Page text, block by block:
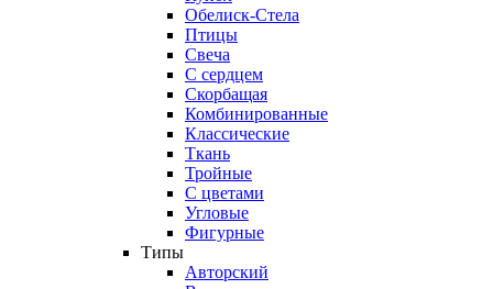
Обелиск-Стела
Птицы
Свеча
С сердцем
Скорбащая
Комбинированные
Классические
Ткань
Тройные
С цветами
Угловые
Фигурные
Типы
Авторский